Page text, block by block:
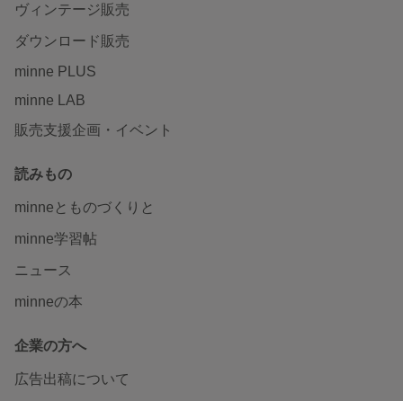
ヴィンテージ販売
ダウンロード販売
minne PLUS
minne LAB
販売支援企画・イベント
読みもの
minneとものづくりと
minne学習帖
ニュース
minneの本
企業の方へ
広告出稿について